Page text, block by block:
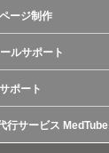
ージ制作
ルサポート
ポート
行サービス MedTube